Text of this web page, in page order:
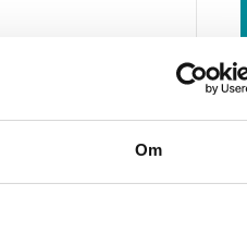
Om
är detta en